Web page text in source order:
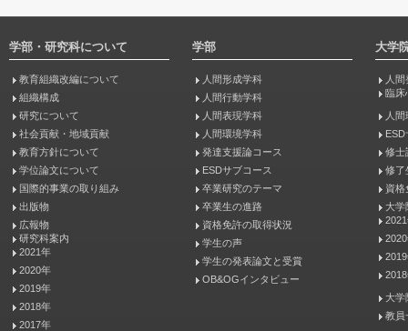
学部・研究科について
教育組織改編について
組織構成
研究について
社会貢献・地域貢献
教育方針について
学位論文について
国際的事業の取り組み
出版物
広報物
研究科案内
2021年
2020年
2019年
2018年
2017年
学部
人間形成学科
人間行動学科
人間表現学科
人間環境学科
発達支援論コース
ESDサブコース
卒業研究のテーマ
卒業生の進路
資格免許の取得状況
学生の声
学生の発表論文と受賞
OB&OGインタビュー
大学
人
臨床
人
ESD
修士
修了
資格
大学
大学
教員